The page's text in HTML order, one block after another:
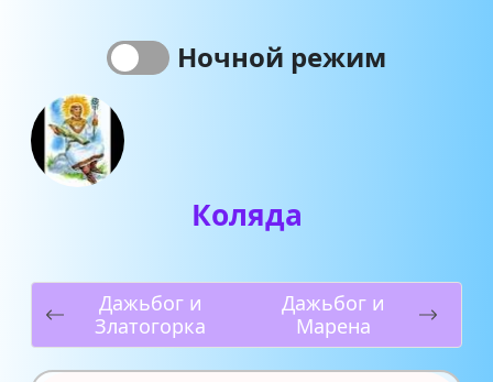
Ночной режим
Коляда
Дажьбог и
Златогорка
Дажьбог и
Марена